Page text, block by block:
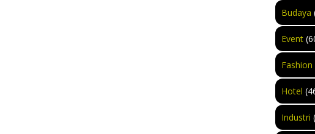
Budaya
Event
Fashion
Hotel
Industri